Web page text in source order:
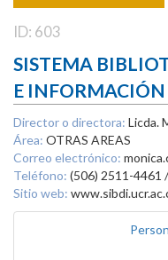
ID: 603
SISTEMA
E INFORMACIÓN
Director o directora: Licda.
Área: OTRAS AREAS
Correo electrónico:
Teléfono: (506) 2511-4461
Sitio web: